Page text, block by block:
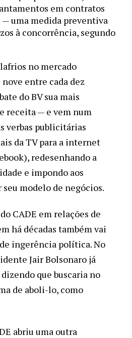
em contratos
uma medida preventiva
à concorrência, segundo
no mercado
entre cada dez
do BV sua mais
receita — e vem num
verbas publicitárias
da TV para a internet
redesenhando a
e impondo aos
modelo de negócios.
CADE em relações de
há décadas também vai
ingerência política. No
Jair Bolsonaro já
que buscaria no
abriu uma outra